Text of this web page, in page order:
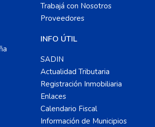
Trabajá con Nosotros
Proveedores
INFO ÚTIL
SADIN
Actualidad Tributaria
Registración Inmobiliaria
Enlaces
Calendario Fiscal
Información de Municipios